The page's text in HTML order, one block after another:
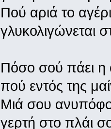
Πού αριά το
γλυκολιγώνεται
Πόσο σού πάει η
πού εντός της
Μιά σου
γερτή στο πλάι